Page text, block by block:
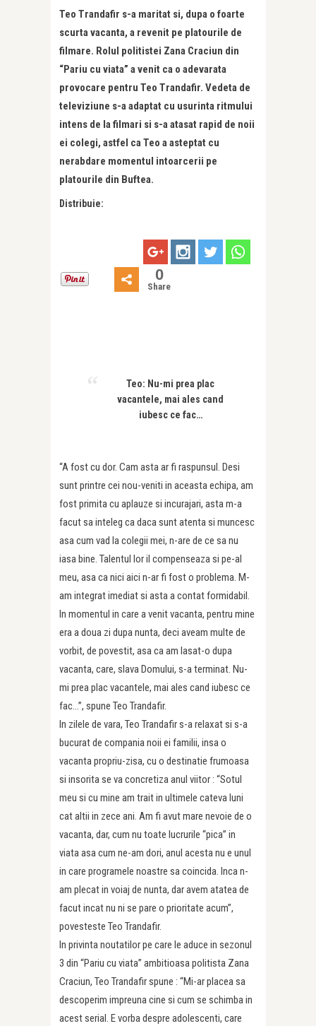
Teo Trandafir s-a maritat si, dupa o foarte
scurta vacanta, a revenit pe platourile de
filmare. Rolul politistei Zana Craciun din
“Pariu cu viata” a venit ca o adevarata
provocare pentru Teo Trandafir. Vedeta de
televiziune s-a adaptat cu usurinta ritmului
intens de la filmari si s-a atasat rapid de noii
ei colegi, astfel ca Teo a asteptat cu
nerabdare momentul intoarcerii pe
platourile din Buftea.
Distribuie:
0
Share
Teo: Nu-mi prea plac
vacantele, mai ales cand
iubesc ce fac…
“A fost cu dor. Cam asta ar fi raspunsul. Desi
sunt printre cei nou-veniti in aceasta echipa, am
fost primita cu aplauze si incurajari, asta m-a
facut sa inteleg ca daca sunt atenta si muncesc
asa cum vad la colegii mei, n-are de ce sa nu
iasa bine. Talentul lor il compenseaza si pe-al
meu, asa ca nici aici n-ar fi fost o problema. M-
am integrat imediat si asta a contat formidabil.
In momentul in care a venit vacanta, pentru mine
era a doua zi dupa nunta, deci aveam multe de
vorbit, de povestit, asa ca am lasat-o dupa
vacanta, care, slava Domului, s-a terminat. Nu-
mi prea plac vacantele, mai ales cand iubesc ce
fac…”, spune Teo Trandafir.
In zilele de vara, Teo Trandafir s-a relaxat si s-a
bucurat de compania noii ei familii, insa o
vacanta propriu-zisa, cu o destinatie frumoasa
si insorita se va concretiza anul viitor : “Sotul
meu si cu mine am trait in ultimele cateva luni
cat altii in zece ani. Am fi avut mare nevoie de o
vacanta, dar, cum nu toate lucrurile “pica” in
viata asa cum ne-am dori, anul acesta nu e unul
in care programele noastre sa coincida. Inca n-
am plecat in voiaj de nunta, dar avem atatea de
facut incat nu ni se pare o prioritate acum”,
povesteste Teo Trandafir.
In privinta noutatilor pe care le aduce in sezonul
3 din “Pariu cu viata” ambitioasa politista Zana
Craciun, Teo Trandafir spune : “Mi-ar placea sa
descoperim impreuna cine si cum se schimba in
acest serial. E vorba despre adolescenti, care